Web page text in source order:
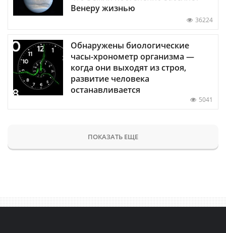
Венеру жизнью
36224
Обнаружены биологические
часы-хронометр организма —
когда они выходят из строя,
развитие человека
останавливается
5041
ПОКАЗАТЬ ЕЩЕ